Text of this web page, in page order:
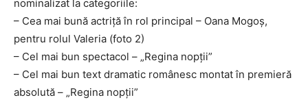
nominalizat la categoriile:
– Cea mai bună actriță în rol principal – Oana Mogoș,
pentru rolul Valeria (foto 2)
– Cel mai bun spectacol – „Regina nopții”
– Cel mai bun text dramatic românesc montat în premieră
absolută – „Regina nopții”